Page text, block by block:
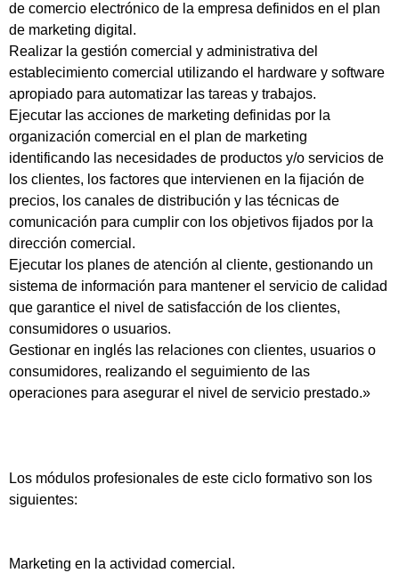
de comercio electrónico de la empresa definidos en el plan
de marketing digital.
Realizar la gestión comercial y administrativa del
establecimiento comercial utilizando el hardware y software
apropiado para automatizar las tareas y trabajos.
Ejecutar las acciones de marketing definidas por la
organización comercial en el plan de marketing
identificando las necesidades de productos y/o servicios de
los clientes, los factores que intervienen en la fijación de
precios, los canales de distribución y las técnicas de
comunicación para cumplir con los objetivos fijados por la
dirección comercial.
Ejecutar los planes de atención al cliente, gestionando un
sistema de información para mantener el servicio de calidad
que garantice el nivel de satisfacción de los clientes,
consumidores o usuarios.
Gestionar en inglés las relaciones con clientes, usuarios o
consumidores, realizando el seguimiento de las
operaciones para asegurar el nivel de servicio prestado.»
Los módulos profesionales de este ciclo formativo son los
siguientes:
Marketing en la actividad comercial.